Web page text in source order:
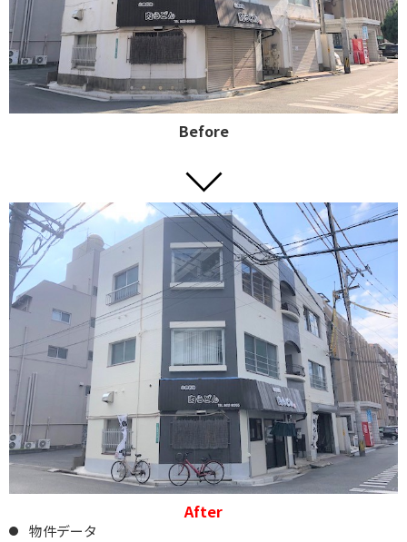
Before
After
物件データ